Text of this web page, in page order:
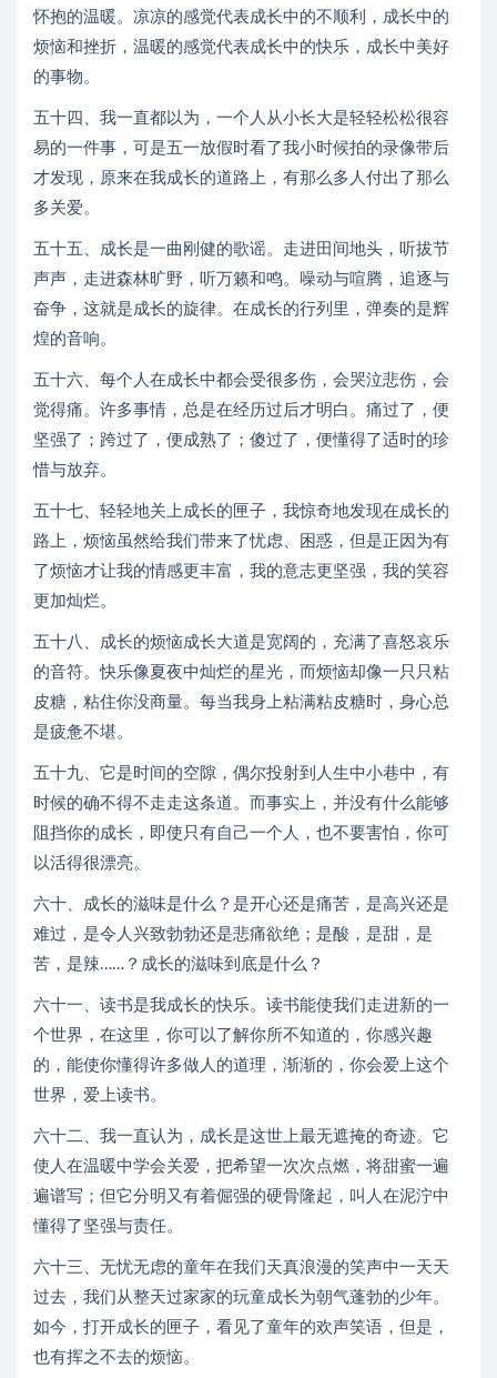
怀抱的温暖。凉凉的感觉代表成长中的不顺利，成长中的
烦恼和挫折，温暖的感觉代表成长中的快乐，成长中美好
的事物。
五十四、我一直都以为，一个人从小长大是轻轻松松很容
易的一件事，可是五一放假时看了我小时候拍的录像带后
才发现，原来在我成长的道路上，有那么多人付出了那么
多关爱。
五十五、成长是一曲刚健的歌谣。走进田间地头，听拔节
声声，走进森林旷野，听万籁和鸣。噪动与喧腾，追逐与
奋争，这就是成长的旋律。在成长的行列里，弹奏的是辉
煌的音响。
五十六、每个人在成长中都会受很多伤，会哭泣悲伤，会
觉得痛。许多事情，总是在经历过后才明白。痛过了，便
坚强了；跨过了，便成熟了；傻过了，便懂得了适时的珍
惜与放弃。
五十七、轻轻地关上成长的匣子，我惊奇地发现在成长的
路上，烦恼虽然给我们带来了忧虑、困惑，但是正因为有
了烦恼才让我的情感更丰富，我的意志更坚强，我的笑容
更加灿烂。
五十八、成长的烦恼成长大道是宽阔的，充满了喜怒哀乐
的音符。快乐像夏夜中灿烂的星光，而烦恼却像一只只粘
皮糖，粘住你没商量。每当我身上粘满粘皮糖时，身心总
是疲惫不堪。
五十九、它是时间的空隙，偶尔投射到人生中小巷中，有
时候的确不得不走走这条道。而事实上，并没有什么能够
阻挡你的成长，即使只有自己一个人，也不要害怕，你可
以活得很漂亮。
六十、成长的滋味是什么？是开心还是痛苦，是高兴还是
难过，是令人兴致勃勃还是悲痛欲绝；是酸，是甜，是
苦，是辣……？成长的滋味到底是什么？
六十一、读书是我成长的快乐。读书能使我们走进新的一
个世界，在这里，你可以了解你所不知道的，你感兴趣
的，能使你懂得许多做人的道理，渐渐的，你会爱上这个
世界，爱上读书。
六十二、我一直认为，成长是这世上最无遮掩的奇迹。它
使人在温暖中学会关爱，把希望一次次点燃，将甜蜜一遍
遍谱写；但它分明又有着倔强的硬骨隆起，叫人在泥泞中
懂得了坚强与责任。
六十三、无忧无虑的童年在我们天真浪漫的笑声中一天天
过去，我们从整天过家家的玩童成长为朝气蓬勃的少年。
如今，打开成长的匣子，看见了童年的欢声笑语，但是，
也有挥之不去的烦恼。